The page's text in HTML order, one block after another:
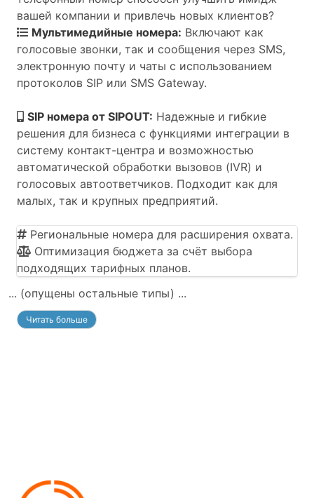
вашей компании и привлечь новых клиентов?
Мультимедийные номера: Включают как
голосовые звонки, так и сообщения через SMS,
электронную почту и чаты с использованием
протоколов SIP или SMS Gateway.
SIP номера от SIPOUT: Надежные и гибкие
решения для бизнеса с функциями интеграции в
систему контакт-центра и возможностью
автоматической обработки вызовов (IVR) и
голосовых автоответчиков. Подходит как для
малых, так и крупных предприятий.
Региональные номера для расширения охвата.
Оптимизация бюджета за счёт выбора
подходящих тарифных планов.
... (опущены остальные типы) ...
Читать больше